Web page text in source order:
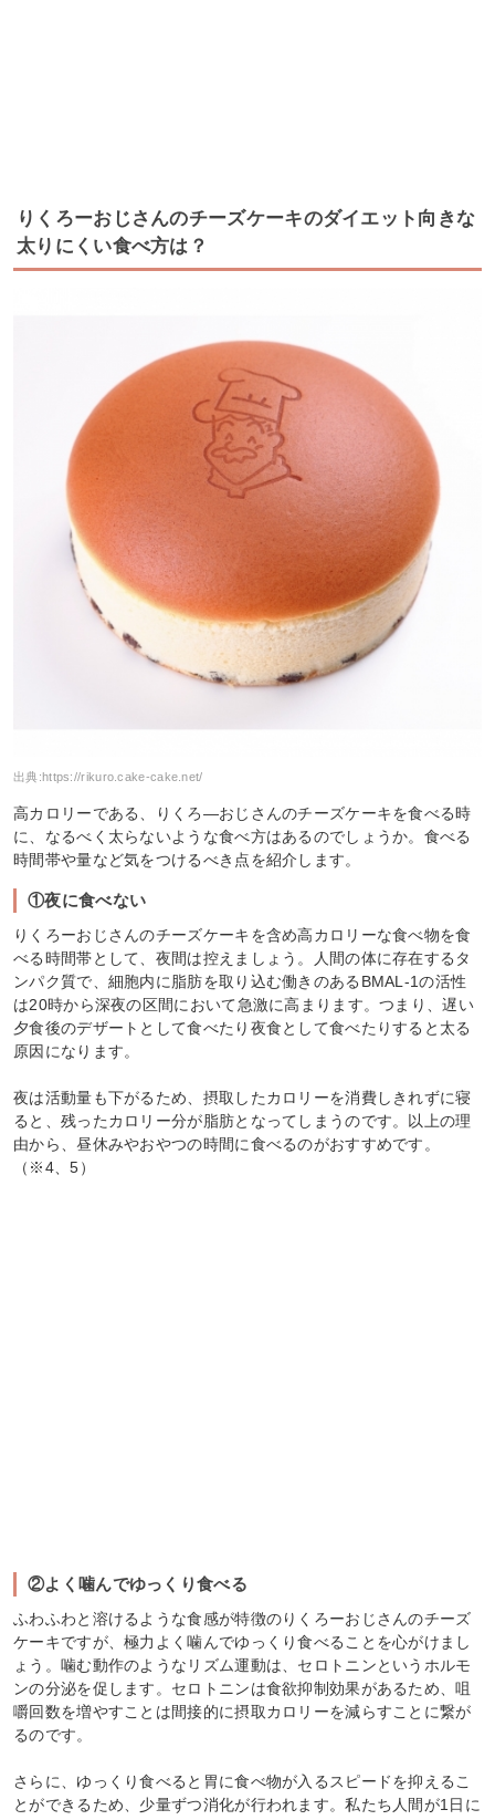
りくろーおじさんのチーズケーキのダイエット向きな
太りにくい食べ方は？
出典:https://rikuro.cake-cake.net/
高カロリーである、りくろ―おじさんのチーズケーキを食べる時
に、なるべく太らないような食べ方はあるのでしょうか。食べる
時間帯や量など気をつけるべき点を紹介します。
①夜に食べない
りくろーおじさんのチーズケーキを含め高カロリーな食べ物を食
べる時間帯として、夜間は控えましょう。人間の体に存在するタ
ンパク質で、細胞内に脂肪を取り込む働きのあるBMAL-1の活性
は20時から深夜の区間において急激に高まります。つまり、遅い
夕食後のデザートとして食べたり夜食として食べたりすると太る
原因になります。
夜は活動量も下がるため、摂取したカロリーを消費しきれずに寝
ると、残ったカロリー分が脂肪となってしまうのです。以上の理
由から、昼休みやおやつの時間に食べるのがおすすめです。
（※4、5）
②よく噛んでゆっくり食べる
ふわふわと溶けるような食感が特徴のりくろーおじさんのチーズ
ケーキですが、極力よく噛んでゆっくり食べることを心がけまし
ょう。噛む動作のようなリズム運動は、セロトニンというホルモ
ンの分泌を促します。セロトニンは食欲抑制効果があるため、咀
嚼回数を増やすことは間接的に摂取カロリーを減らすことに繋が
るのです。
さらに、ゆっくり食べると胃に食べ物が入るスピードを抑えるこ
とができるため、少量ずつ消化が行われます。私たち人間が1日に